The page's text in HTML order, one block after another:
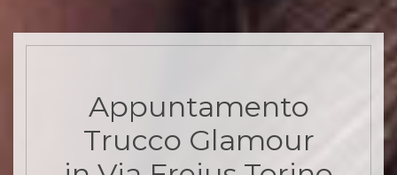
Appuntamento
Trucco Glamour